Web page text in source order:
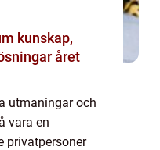
året
utmaningar och
vara en
privatpersoner